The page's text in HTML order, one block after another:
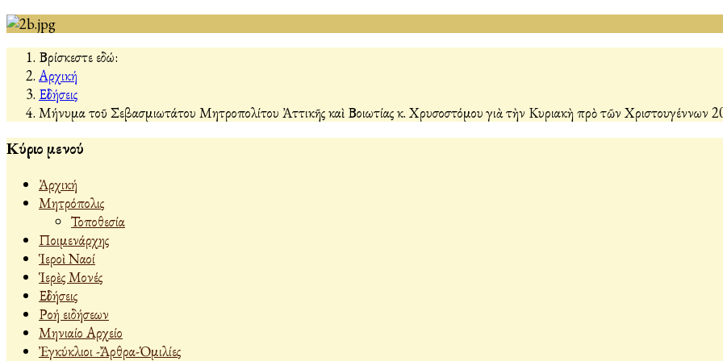
Βρίσκεστε εδώ:
Αρχική
Εἰδήσεις
Μήνυμα τοῦ Σεβασμιωτάτου Μητροπολίτου Ἀττικῆς καὶ Βοιωτίας κ. Χρυσοστόμου γιὰ τὴν Κυριακὴ πρὸ τῶν Χριστουγέννων
Κύριο μενού
Ἀρχική
Μητρόπολις
Τοποθεσία
Ποιμενάρχης
Ἱεροὶ Ναοί
Ἱερὲς Μονές
Εἰδήσεις
Ροή ειδήσεων
Μηνιαίο Αρχείο
Ἐγκύκλιοι -Ἄρθρα-Ὁμιλίες